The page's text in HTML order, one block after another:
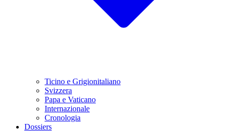
Ticino e Grigionitaliano
Svizzera
Papa e Vaticano
Internazionale
Cronologia
Dossiers